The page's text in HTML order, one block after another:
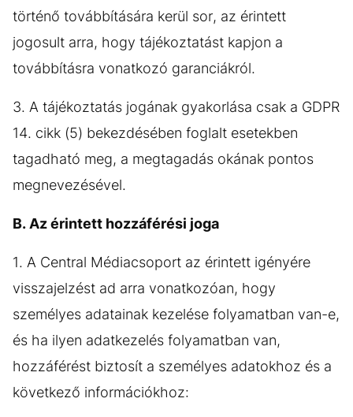
történő továbbítására kerül sor, az érintett
jogosult arra, hogy tájékoztatást kapjon a
továbbításra vonatkozó garanciákról.
3. A tájékoztatás jogának gyakorlása csak a GDPR
14. cikk (5) bekezdésében foglalt esetekben
tagadható meg, a megtagadás okának pontos
megnevezésével.
B. Az érintett hozzáférési joga
1. A Central Médiacsoport az érintett igényére
visszajelzést ad arra vonatkozóan, hogy
személyes adatainak kezelése folyamatban van-e,
és ha ilyen adatkezelés folyamatban van,
hozzáférést biztosít a személyes adatokhoz és a
következő információkhoz: